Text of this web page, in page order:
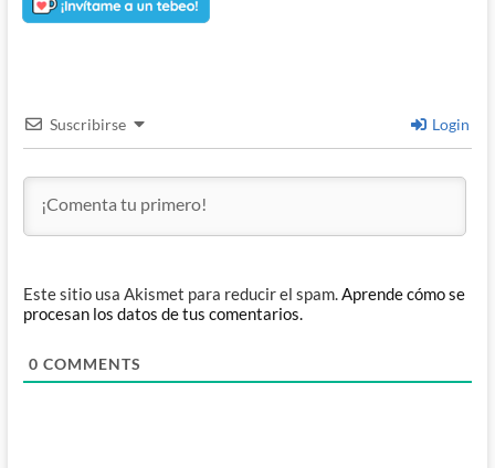
Suscribirse Login
Este sitio usa Akismet para reducir el spam.Aprende cómo se
procesan los datos de tus comentarios.
0 COMMENTS